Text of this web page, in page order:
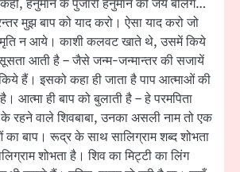
हनुमान के पुजारी हनुमान की जय बोलेंगे…
मुझ बाप को याद करो। ऐसा याद करो जो
न आये। काशी कलवट खाते थे, उसमें किये
आती है – जैसे जन्म-जन्मान्तर की सजायें
हैं। इसको कहा ही जाता है पाप आत्माओं की
आत्मा ही बाप को बुलाती है – हे परमपिता
के रहने वाले शिवबाबा, उनका असली नाम तो एक
बाप। रूद्र के साथ सालिग्राम शब्द शोभता
शोभता है। शिव का मिट्टी का लिंग